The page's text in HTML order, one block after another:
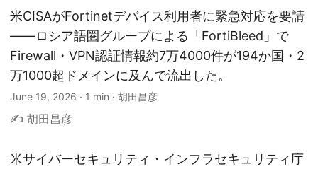
米CISAがFortinetデバイス利用者に緊急対応を要請
——ロシア語圏グループによる「FortiBleed」で
Firewall・VPN認証情報約7万4000件が194か国・2
万1000超ドメインに及んで流出した。
June 19, 2026 · 1 min · 胡田昌彦
✍️ 胡田昌彦
米サイバーセキュリティ・インフラセキュリティ庁